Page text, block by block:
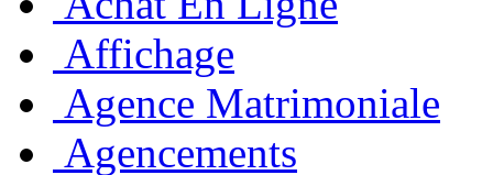
Affichage
Agence Matrimoniale
Agencements